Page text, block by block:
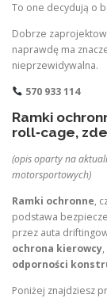
To one decydują o
Dobrze
naprawdę ma
nieprzewidywalna.
570 933 114
Ramki
roll‑cage,
(opis oparty na
motorsportowych)
Ramki ochronne,
podstawa
przez auta
ochrona kierowcy,
odporności
Poniżej znajdziesz